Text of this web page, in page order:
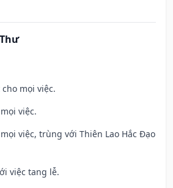
mọi việc.
việc.
việc, trùng với Thiên Lao Hắc Đạo
việc tang lễ.